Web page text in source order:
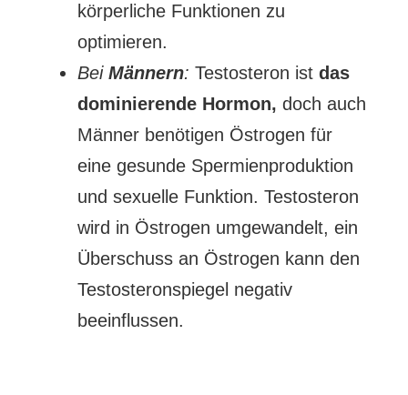
körperliche Funktionen zu
optimieren.
Bei Männern: Testosteron ist das
dominierende Hormon, doch auch
Männer benötigen Östrogen für
eine gesunde Spermienproduktion
und sexuelle Funktion. Testosteron
wird in Östrogen umgewandelt, ein
Überschuss an Östrogen kann den
Testosteronspiegel negativ
beeinflussen.